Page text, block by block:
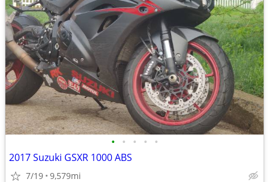
• • • • •
2017 Suzuki GSXR 1000 ABS
7/19 9,579mi